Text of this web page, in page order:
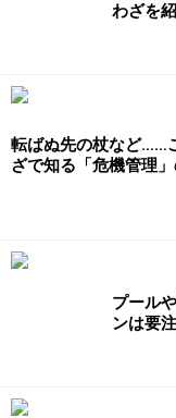
ただ
しょうが、痴話喧
住所氏名電話番号
考えてしまうので
いざというとき
わざを
転ばぬ先の杖など……
ざで知る「危機管理
プール
ンは要